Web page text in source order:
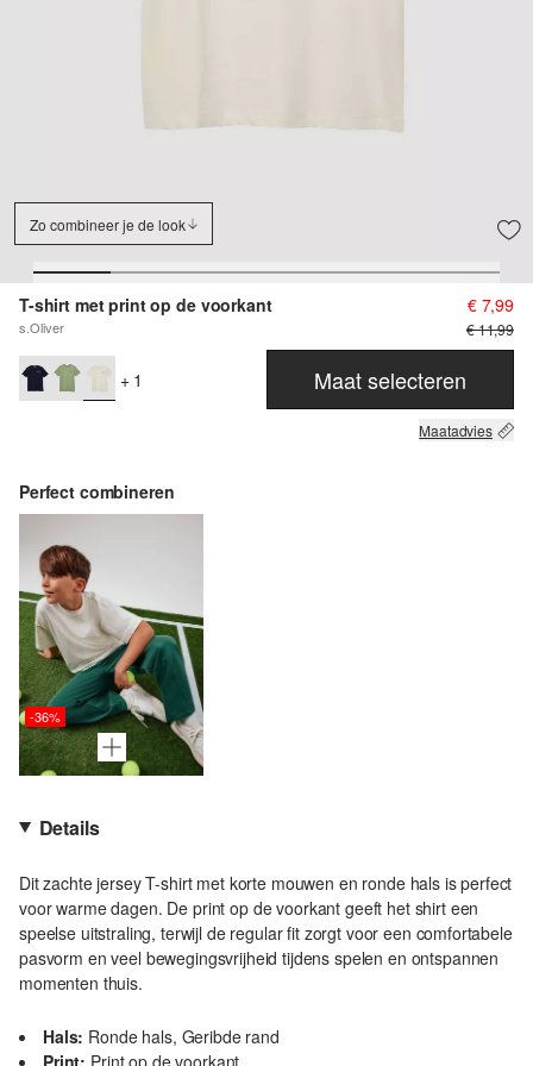
Zo combineer je de look
T-shirt met print op de voorkant
s.Oliver
€ 7,99
€ 11,99
+ 1 Maat selecteren
Maatadvies
Perfect combineren
-36%
Details
Dit zachte jersey T-shirt met korte mouwen en ronde hals is perfect
voor warme dagen. De print op de voorkant geeft het shirt een
speelse uitstraling, terwijl de regular fit zorgt voor een comfortabele
pasvorm en veel bewegingsvrijheid tijdens spelen en ontspannen
momenten thuis.
Hals: Ronde hals, Geribde rand
Print: Print op de voorkant